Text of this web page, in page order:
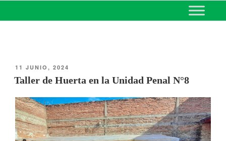
MINISTERIO DE EDUCACIÓN
DE CORRIENTES
11 JUNIO, 2024
Taller de Huerta en la Unidad Penal N°8